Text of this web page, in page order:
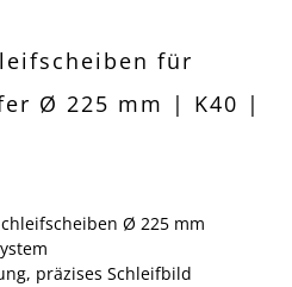
für
Ø 225 mm | K40 |
Ø 225 mm
präzises Schleifbild